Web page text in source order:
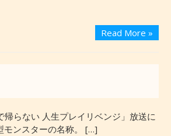
Read More »
らない 人生プレイリベンジ」放送に
モンスターの名称。 […]